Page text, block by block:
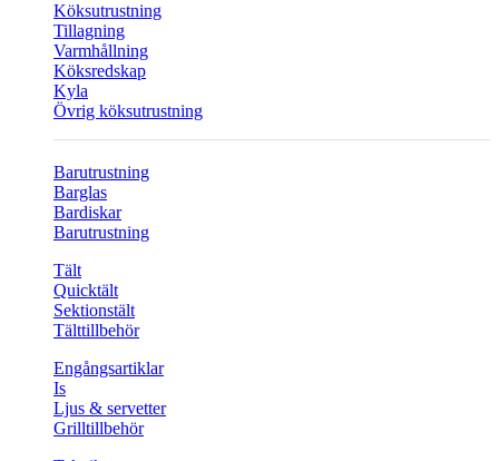
Köksutrustning
Tillagning
Varmhållning
Köksredskap
Kyla
Övrig köksutrustning
Barutrustning
Barglas
Bardiskar
Barutrustning
Tält
Quicktält
Sektionstält
Tälttillbehör
Engångsartiklar
Is
Ljus & servetter
Grilltillbehör